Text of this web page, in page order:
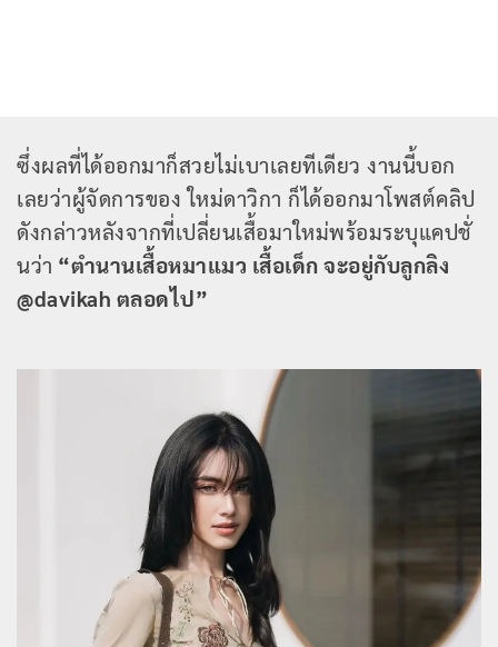
ซึ่งผลที่ได้ออกมาก็สวยไม่เบาเลยทีเดียว งานนี้บอก
เลยว่าผู้จัดการของ ใหม่ดาวิกา ก็ได้ออกมาโพสต์คลิป
ดังกล่าวหลังจากที่เปลี่ยนเสื้อมาใหม่พร้อมระบุแคปชั่
นว่า “ตำนานเสื้อหมาแมว เสื้อเด็ก จะอยู่กับลูกลิง
@davikah ตลอดไป”